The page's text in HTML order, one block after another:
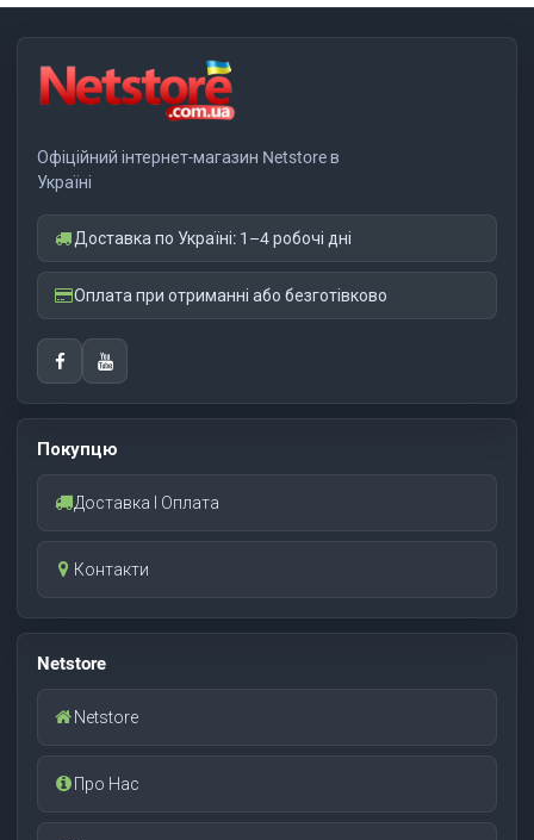
Офіційний інтернет-магазин Netstore в
Україні
Доставка по Україні: 1–4 робочі дні
Оплата при отриманні або безготівково
Покупцю
Доставка І Оплата
Контакти
Netstore
Netstore
Про Нас